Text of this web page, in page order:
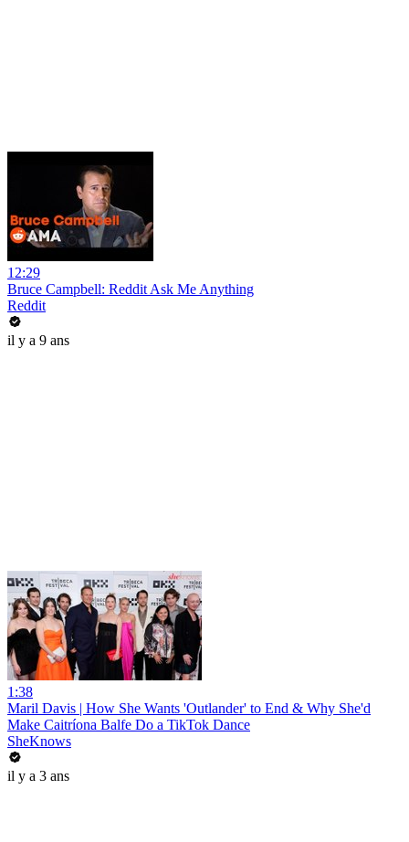
12:29
Bruce Campbell: Reddit Ask Me Anything
Reddit
il y a 9 ans
1:38
Maril Davis | How She Wants 'Outlander' to End & Why She'd
Make Caitríona Balfe Do a TikTok Dance
SheKnows
il y a 3 ans